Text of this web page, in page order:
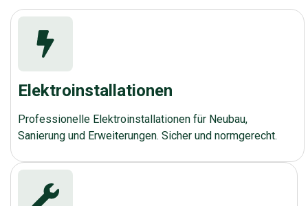
Elektroinstallationen
Professionelle Elektroinstallationen für Neubau,
Sanierung und Erweiterungen. Sicher und normgerecht.